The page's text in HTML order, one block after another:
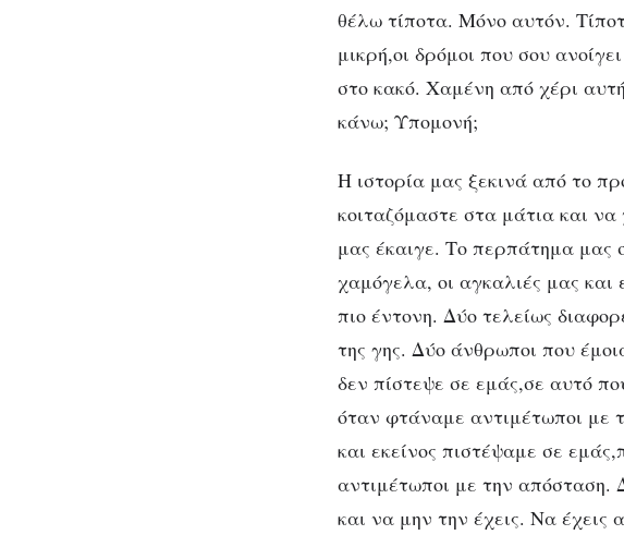
Μια
θέλω τίποτα. Μόνο αυτόν.
μικρή,οι δρόμοι που σου
στο κακό. Χαμένη από χέρι
κάνω; Υπομονή;
Η ιστορία μας ξεκινά από το
κοιταζόμαστε στα μάτια και
μας έκαιγε. Το περπάτημα
χαμόγελα, οι αγκαλιές μας
πιο έντονη. Δύο τελείως
της γης. Δύο άνθρωποι που
δεν πίστεψε σε εμάς,σε αυτό
όταν φτάναμε αντιμέτωποι με
και εκείνος πιστέψαμε σε
αντιμέτωποι με την
και να μην την έχεις. Να έχεις